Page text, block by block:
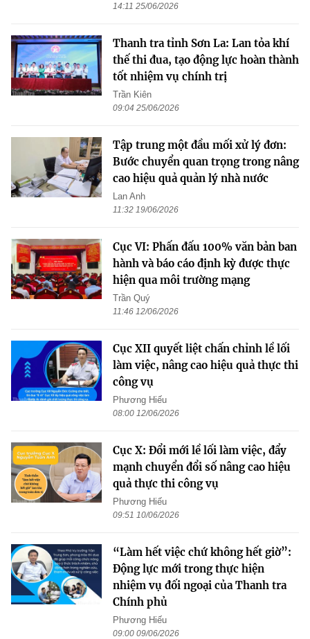
14:11 25/06/2026
Thanh tra tỉnh Sơn La: Lan tỏa khí
thế thi đua, tạo động lực hoàn thành
tốt nhiệm vụ chính trị
Trần Kiên
09:04 25/06/2026
Tập trung một đầu mối xử lý đơn:
Bước chuyển quan trọng trong nâng
cao hiệu quả quản lý nhà nước
Lan Anh
11:32 19/06/2026
Cục VI: Phấn đấu 100% văn bản ban
hành và báo cáo định kỳ được thực
hiện qua môi trường mạng
Trần Quý
11:46 12/06/2026
Cục XII quyết liệt chấn chỉnh lề lối
làm việc, nâng cao hiệu quả thực thi
công vụ
Phương Hiếu
08:00 12/06/2026
Cục X: Đổi mới lề lối làm việc, đẩy
mạnh chuyển đổi số nâng cao hiệu
quả thực thi công vụ
Phương Hiếu
09:51 10/06/2026
“Làm hết việc chứ không hết giờ”:
Động lực mới trong thực hiện
nhiệm vụ đối ngoại của Thanh tra
Chính phủ
Phương Hiếu
09:00 09/06/2026